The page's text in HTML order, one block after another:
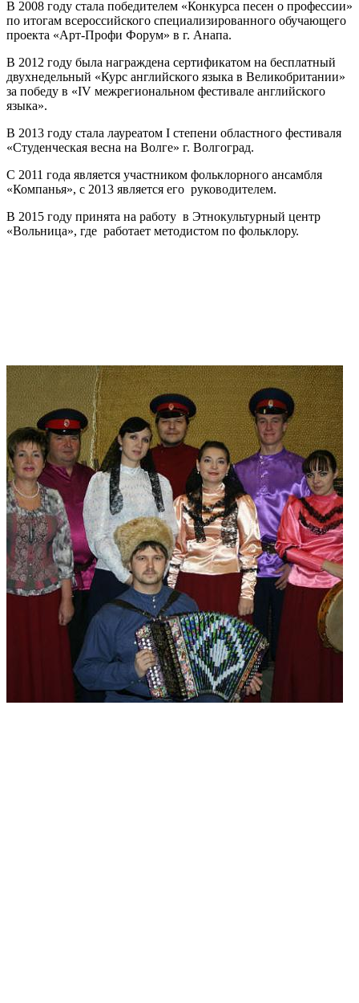
В 2008 году стала победителем «Конкурса песен о профессии»
по итогам всероссийского специализированного обучающего
проекта «Арт-Профи Форум» в г. Анапа.
В 2012 году была награждена сертификатом на бесплатный
двухнедельный «Курс английского языка в Великобритании»
за победу в «IV межрегиональном фестивале английского
языка».
В 2013 году стала лауреатом I степени областного фестиваля
«Студенческая весна на Волге» г. Волгоград.
С 2011 года является участником фольклорного ансамбля
«Компанья», с 2013 является его руководителем.
В 2015 году принята на работу в Этнокультурный центр
«Вольница», где работает методистом по фольклору.